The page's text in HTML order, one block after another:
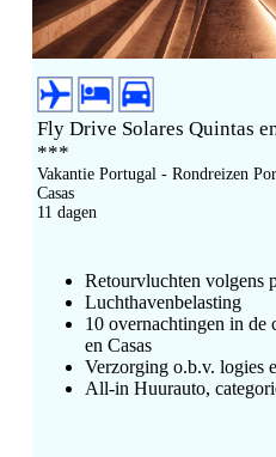
Fly Drive Solares Quintas
***
Vakantie Portugal - Rondreizen
Casas
11 dagen
Retourvluchten volgens
Luchthavenbelasting
10 overnachtingen in de
en Casas
Verzorging o.b.v. logies
All-in Huurauto,